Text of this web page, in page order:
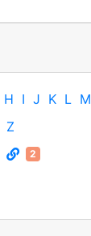
H I J K L M
Z
2